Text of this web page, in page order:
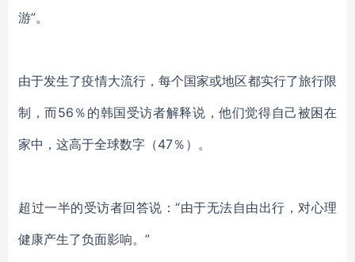
游”。
由于发生了疫情大流行，每个国家或地区都实行了旅行限
制，而56％的韩国受访者解释说，他们觉得自己被困在
家中 ， 这高于全球数字（47％）。
超过一半的受访者回答说： “由于无法自由出行，对心理
健康产生了负面影响。”